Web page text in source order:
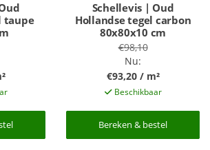
taupe
Schellevis | Oud
Hollandse tegel carbon
80x80x10 cm
€98,10
Nu:
€93,20 / m²
Beschikbaar
Bereken & bestel
Bereken & bestel